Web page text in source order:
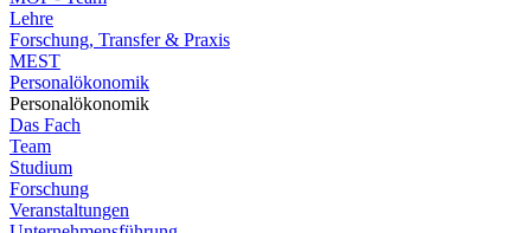
Lehre
Forschung, Transfer & Praxis
MEST
Personalökonomik
Personalökonomik
Das Fach
Team
Studium
Forschung
Veranstaltungen